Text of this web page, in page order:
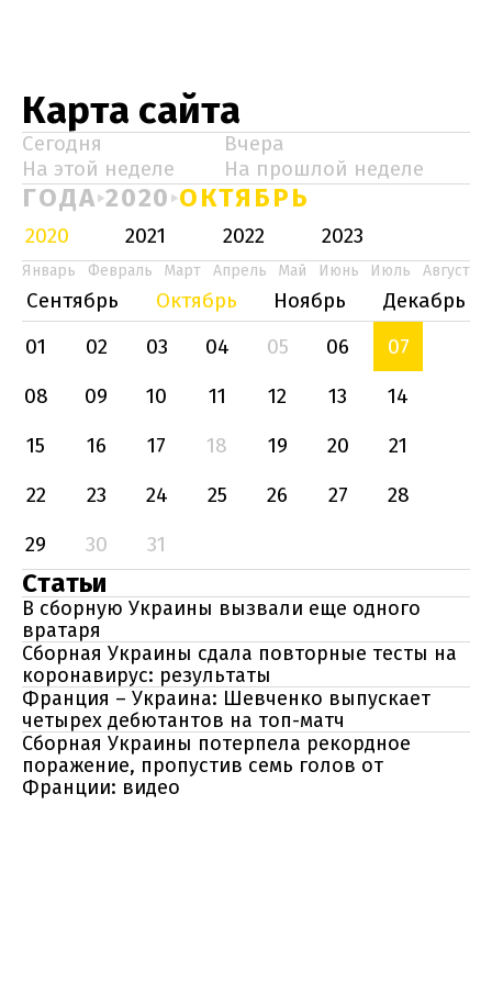
Карта сайта
Сегодня
Вчера
На этой неделе
На прошлой неделе
ГОДА 2020 ОКТЯБРЬ
2020 2021 2022 2023
Январь Февраль Март Апрель Май Июнь Июль Август
Сентябрь Октябрь Ноябрь
Декабрь
01
02 03 04 05 06
07
08
09 10 11 12 13
14
15
16 17 18 19 20
21
22
23 24 25 26 27
28
29
30 31
Статьи
В сборную Украины вызвали еще одного
вратаря
Сборная Украины сдала повторные тесты на
коронавирус: результаты
Франция – Украина: Шевченко выпускает
четырех дебютантов на топ-матч
Сборная Украины потерпела рекордное
поражение, пропустив семь голов от
Франции: видео